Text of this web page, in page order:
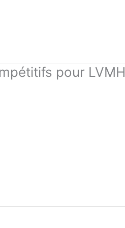
pour LVMH